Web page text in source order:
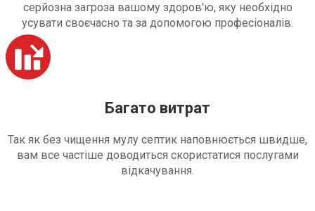
серйозна загроза вашому здоров'ю, яку необхідно
усувати своєчасно та за допомогою професіоналів.
Багато витрат
Так як без чищення мулу септик наповнюється швидше,
вам все частіше доводиться скористатися послугами
відкачування.